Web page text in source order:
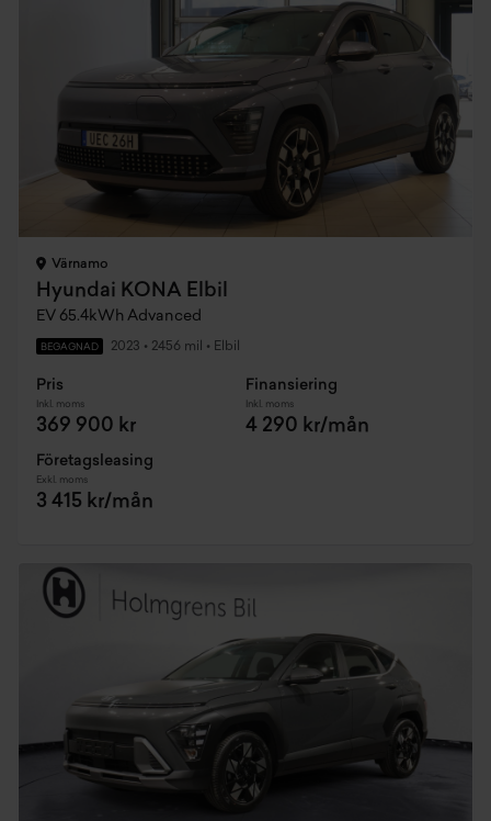
Värnamo
Hyundai KONA Elbil
EV 65.4kWh Advanced
BEGAGNAD 2023 • 2456 mil • Elbil
Pris
Inkl. moms
369 900 kr
Finansiering
Inkl. moms
4 290 kr/mån
Företagsleasing
Exkl. moms
3 415 kr/mån